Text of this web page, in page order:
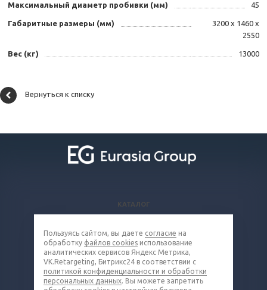
Максимальный диаметр пробивки (мм) 45
Габаритные размеры (мм)
3200 х 1460 х
2550
Вес (кг) 13000
Вернуться к списку
КАТАЛОГ
КОМПАНИЯ
КОНТАКТЫ
8 (800) 302-16-85
Пользуясь сайтом, вы даете согласие на
обработку файлов cookies использование
аналитических сервисов Яндекс Метрика,
VK.Retargeting, Битрикс24 в соответствии с
политикой конфиденциальности и обработки
персональных данных. Вы можете запретить